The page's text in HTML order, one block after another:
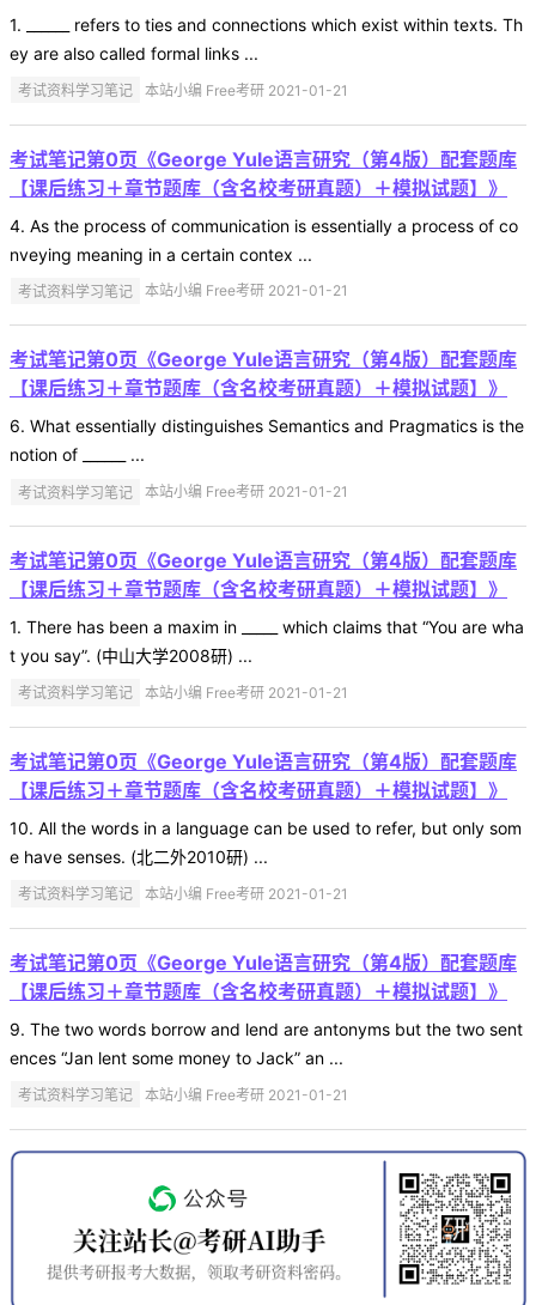
1. ______ refers to ties and connections which exist within texts. Th
ey are also called formal links ...
考试资料学习笔记 本站小编 Free考研 2021-01-21
考试笔记第0页《George Yule语言研究（第4版）配套题库
【课后练习＋章节题库（含名校考研真题）＋模拟试题】》
4. As the process of communication is essentially a process of co
nveying meaning in a certain contex ...
考试资料学习笔记 本站小编 Free考研 2021-01-21
考试笔记第0页《George Yule语言研究（第4版）配套题库
【课后练习＋章节题库（含名校考研真题）＋模拟试题】》
6. What essentially distinguishes Semantics and Pragmatics is the
notion of ______ ...
考试资料学习笔记 本站小编 Free考研 2021-01-21
考试笔记第0页《George Yule语言研究（第4版）配套题库
【课后练习＋章节题库（含名校考研真题）＋模拟试题】》
1. There has been a maxim in _____ which claims that “You are wha
t you say”. (中山大学2008研) ...
考试资料学习笔记 本站小编 Free考研 2021-01-21
考试笔记第0页《George Yule语言研究（第4版）配套题库
【课后练习＋章节题库（含名校考研真题）＋模拟试题】》
10. All the words in a language can be used to refer, but only som
e have senses. (北二外2010研) ...
考试资料学习笔记 本站小编 Free考研 2021-01-21
考试笔记第0页《George Yule语言研究（第4版）配套题库
【课后练习＋章节题库（含名校考研真题）＋模拟试题】》
9. The two words borrow and lend are antonyms but the two sent
ences “Jan lent some money to Jack” an ...
考试资料学习笔记 本站小编 Free考研 2021-01-21